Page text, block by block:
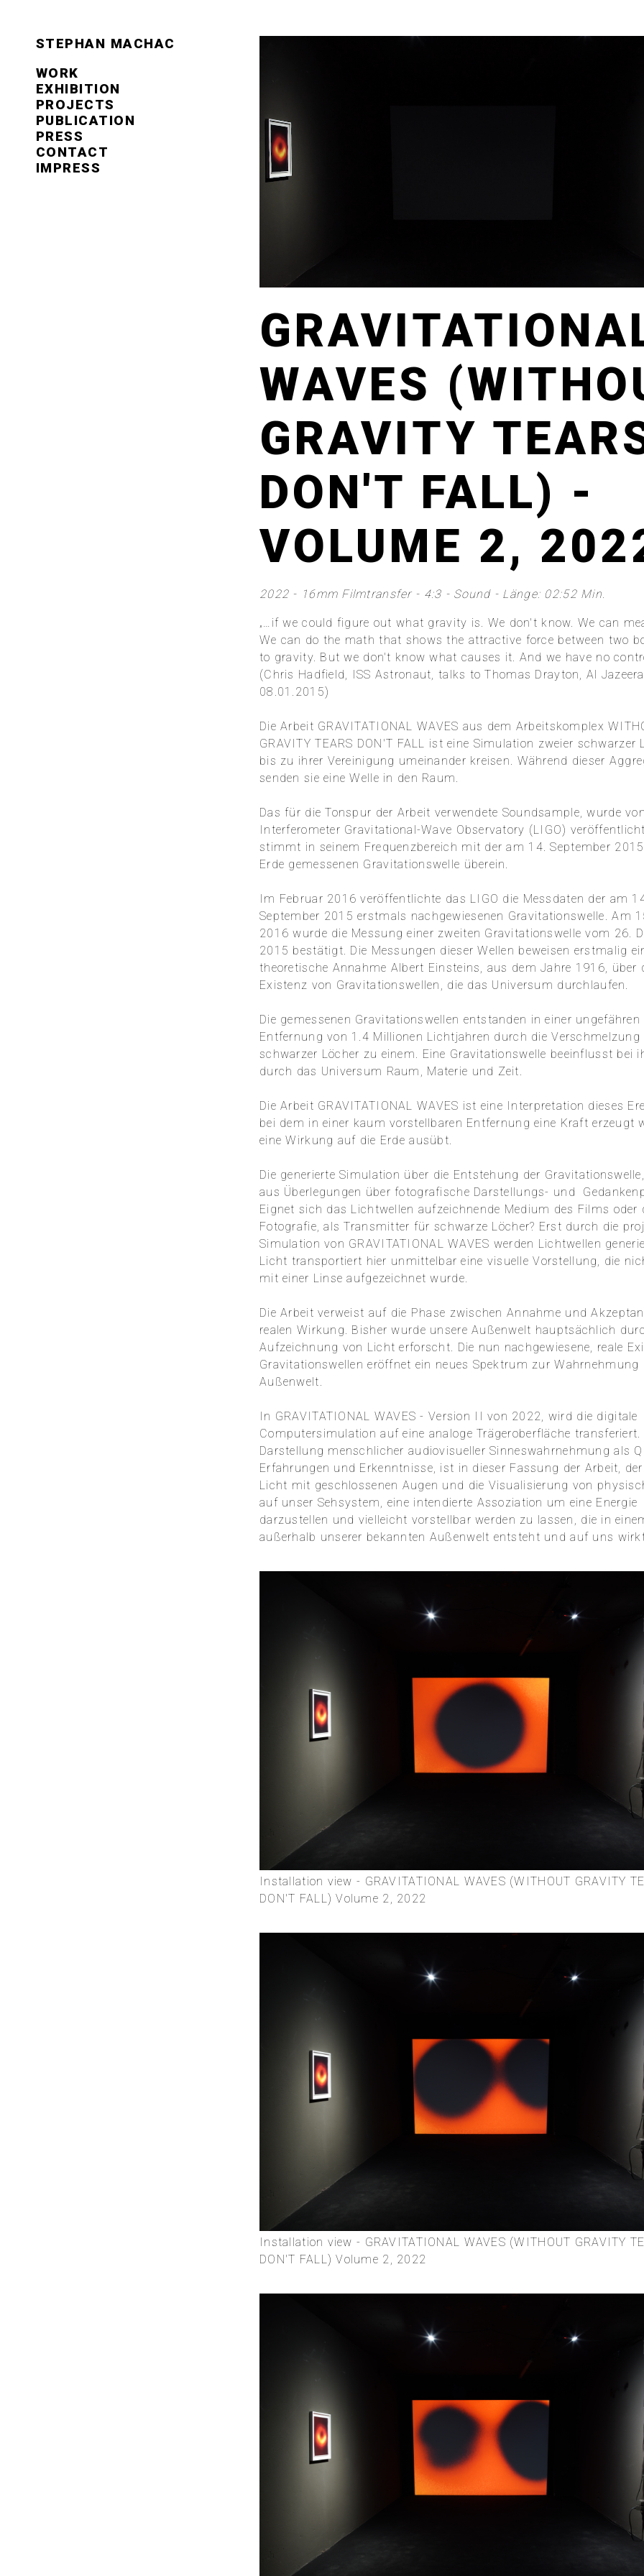
STEPHAN MACHAC
WORK
EXHIBITION
PROJECTS
PUBLICATION
PRESS
CONTACT
IMPRESS
WAVES
GRAVITY
DON'T FALL) -
VOLUME 2,
2022 - 16mm Filmtransfer - 4:3 - Sound - Länge: 02:52 Min.
„…if we could figure out what gravity is. We don't know. We can
We can do the math that shows the attractive force between two
to gravity. But we don't know what causes it. And we have no
(Chris Hadfield, ISS Astronaut, talks to Thomas Drayton, Al
08.01.2015)
Die Arbeit GRAVITATIONAL WAVES aus dem Arbeitskomplex
GRAVITY TEARS DON'T FALL ist eine Simulation zweier schwarzer
bis zu ihrer Vereinigung umeinander kreisen. Während dieser
senden sie eine Welle in den Raum.
Das für die Tonspur der Arbeit verwendete Soundsample, wurde
Interferometer Gravitational-Wave Observatory (LIGO)
stimmt in seinem Frequenzbereich mit der am 14. September
Erde gemessenen Gravitationswelle überein.
Im Februar 2016 veröffentlichte das LIGO die Messdaten der am
September 2015 erstmals nachgewiesenen Gravitationswelle. Am
2016 wurde die Messung einer zweiten Gravitationswelle vom 26.
2015 bestätigt. Die Messungen dieser Wellen beweisen erstmalig
theoretische Annahme Albert Einsteins, aus dem Jahre 1916, über
Existenz von Gravitationswellen, die das Universum durchlaufen.
Die gemessenen Gravitationswellen entstanden in einer ungefähren
Entfernung von 1.4 Millionen Lichtjahren durch die Verschmelzung
schwarzer Löcher zu einem. Eine Gravitationswelle beeinflusst bei
durch das Universum Raum, Materie und Zeit.
Die Arbeit GRAVITATIONAL WAVES ist eine Interpretation dieses
bei dem in einer kaum vorstellbaren Entfernung eine Kraft erzeugt
eine Wirkung auf die Erde ausübt.
Die generierte Simulation über die Entstehung der
aus Überlegungen über fotografische Darstellungs- und
Eignet sich das Lichtwellen aufzeichnende Medium des Films oder
Fotografie, als Transmitter für schwarze Löcher? Erst durch die
Simulation von GRAVITATIONAL WAVES werden Lichtwellen
Licht transportiert hier unmittelbar eine visuelle Vorstellung, die
mit einer Linse aufgezeichnet wurde.
Die Arbeit verweist auf die Phase zwischen Annahme und
realen Wirkung. Bisher wurde unsere Außenwelt hauptsächlich
Aufzeichnung von Licht erforscht. Die nun nachgewiesene, reale
Gravitationswellen eröffnet ein neues Spektrum zur Wahrnehmung
Außenwelt.
In GRAVITATIONAL WAVES - Version II von 2022, wird die digitale
Computersimulation auf eine analoge Trägeroberfläche transferiert.
Darstellung menschlicher audiovisueller Sinneswahrnehmung als
Erfahrungen und Erkenntnisse, ist in dieser Fassung der Arbeit,
Licht mit geschlossenen Augen und die Visualisierung von
auf unser Sehsystem, eine intendierte Assoziation um eine Energie
darzustellen und vielleicht vorstellbar werden zu lassen, die in
außerhalb unserer bekannten Außenwelt entsteht und auf uns
Installation view - GRAVITATIONAL WAVES (WITHOUT GRAVITY
DON'T FALL) Volume 2, 2022
Installation view - GRAVITATIONAL WAVES (WITHOUT GRAVITY
DON'T FALL) Volume 2, 2022